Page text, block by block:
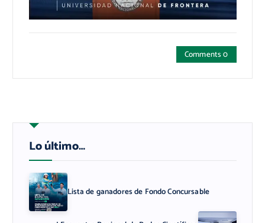
Comments 0
Lo último…
Lista de ganadores de Fondo Concursable